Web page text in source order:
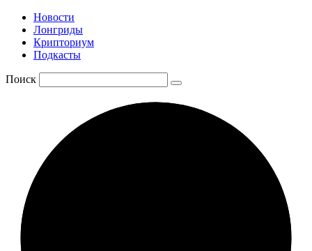
Новости
Лонгриды
Крипториум
Подкасты
Поиск